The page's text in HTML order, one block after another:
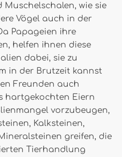
Muschelschalen, wie sie
Vögel auch in der
Papageien ihre
helfen ihnen diese
dabei, sie zu
in der Brutzeit kannst
Freunden auch
hartgekochten Eiern
vorzubeugen,
Kalksteinen,
greifen, die
Tierhandlung